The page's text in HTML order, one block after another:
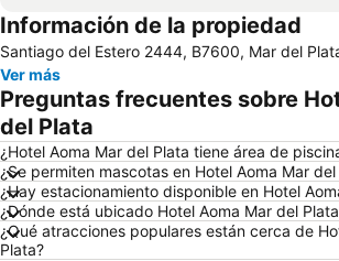
Información de la propiedad
Santiago del Estero 2444, B7600, Mar del
Ver más
Preguntas frecuentes sobre
del Plata
¿Hotel Aoma Mar del Plata tiene área de
¿Se permiten mascotas en Hotel Aoma Mar del
¿Hay estacionamiento disponible en Hotel
¿Dónde está ubicado Hotel Aoma Mar del
¿Qué atracciones populares están cerca de
Plata?